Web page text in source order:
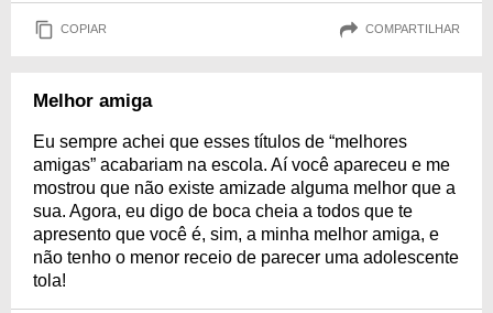
COPIAR COMPARTILHAR
Melhor amiga
Eu sempre achei que esses títulos de “melhores
amigas” acabariam na escola. Aí você apareceu e me
mostrou que não existe amizade alguma melhor que a
sua. Agora, eu digo de boca cheia a todos que te
apresento que você é, sim, a minha melhor amiga, e
não tenho o menor receio de parecer uma adolescente
tola!